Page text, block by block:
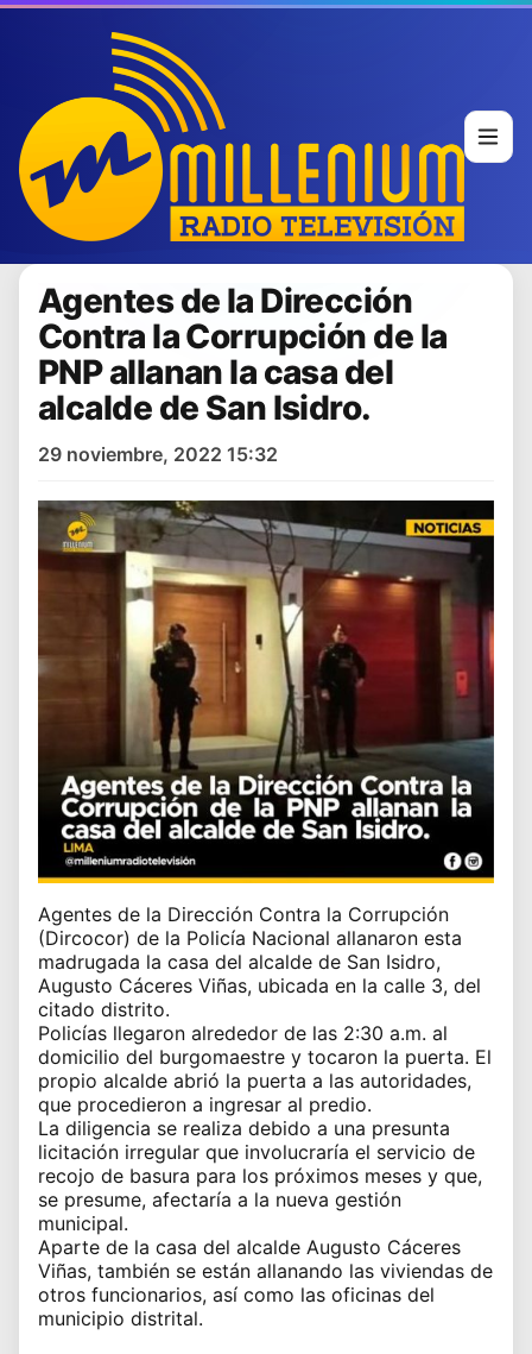
Agentes de la Dirección
Contra la Corrupción de la
PNP allanan la casa del
alcalde de San Isidro.
29 noviembre, 2022 15:32
Agentes de la Dirección Contra la Corrupción
(Dircocor) de la Policía Nacional allanaron esta
madrugada la casa del alcalde de San Isidro,
Augusto Cáceres Viñas, ubicada en la calle 3, del
citado distrito.
Policías llegaron alrededor de las 2:30 a.m. al
domicilio del burgomaestre y tocaron la puerta. El
propio alcalde abrió la puerta a las autoridades,
que procedieron a ingresar al predio.
La diligencia se realiza debido a una presunta
licitación irregular que involucraría el servicio de
recojo de basura para los próximos meses y que,
se presume, afectaría a la nueva gestión
municipal.
Aparte de la casa del alcalde Augusto Cáceres
Viñas, también se están allanando las viviendas de
otros funcionarios, así como las oficinas del
municipio distrital.